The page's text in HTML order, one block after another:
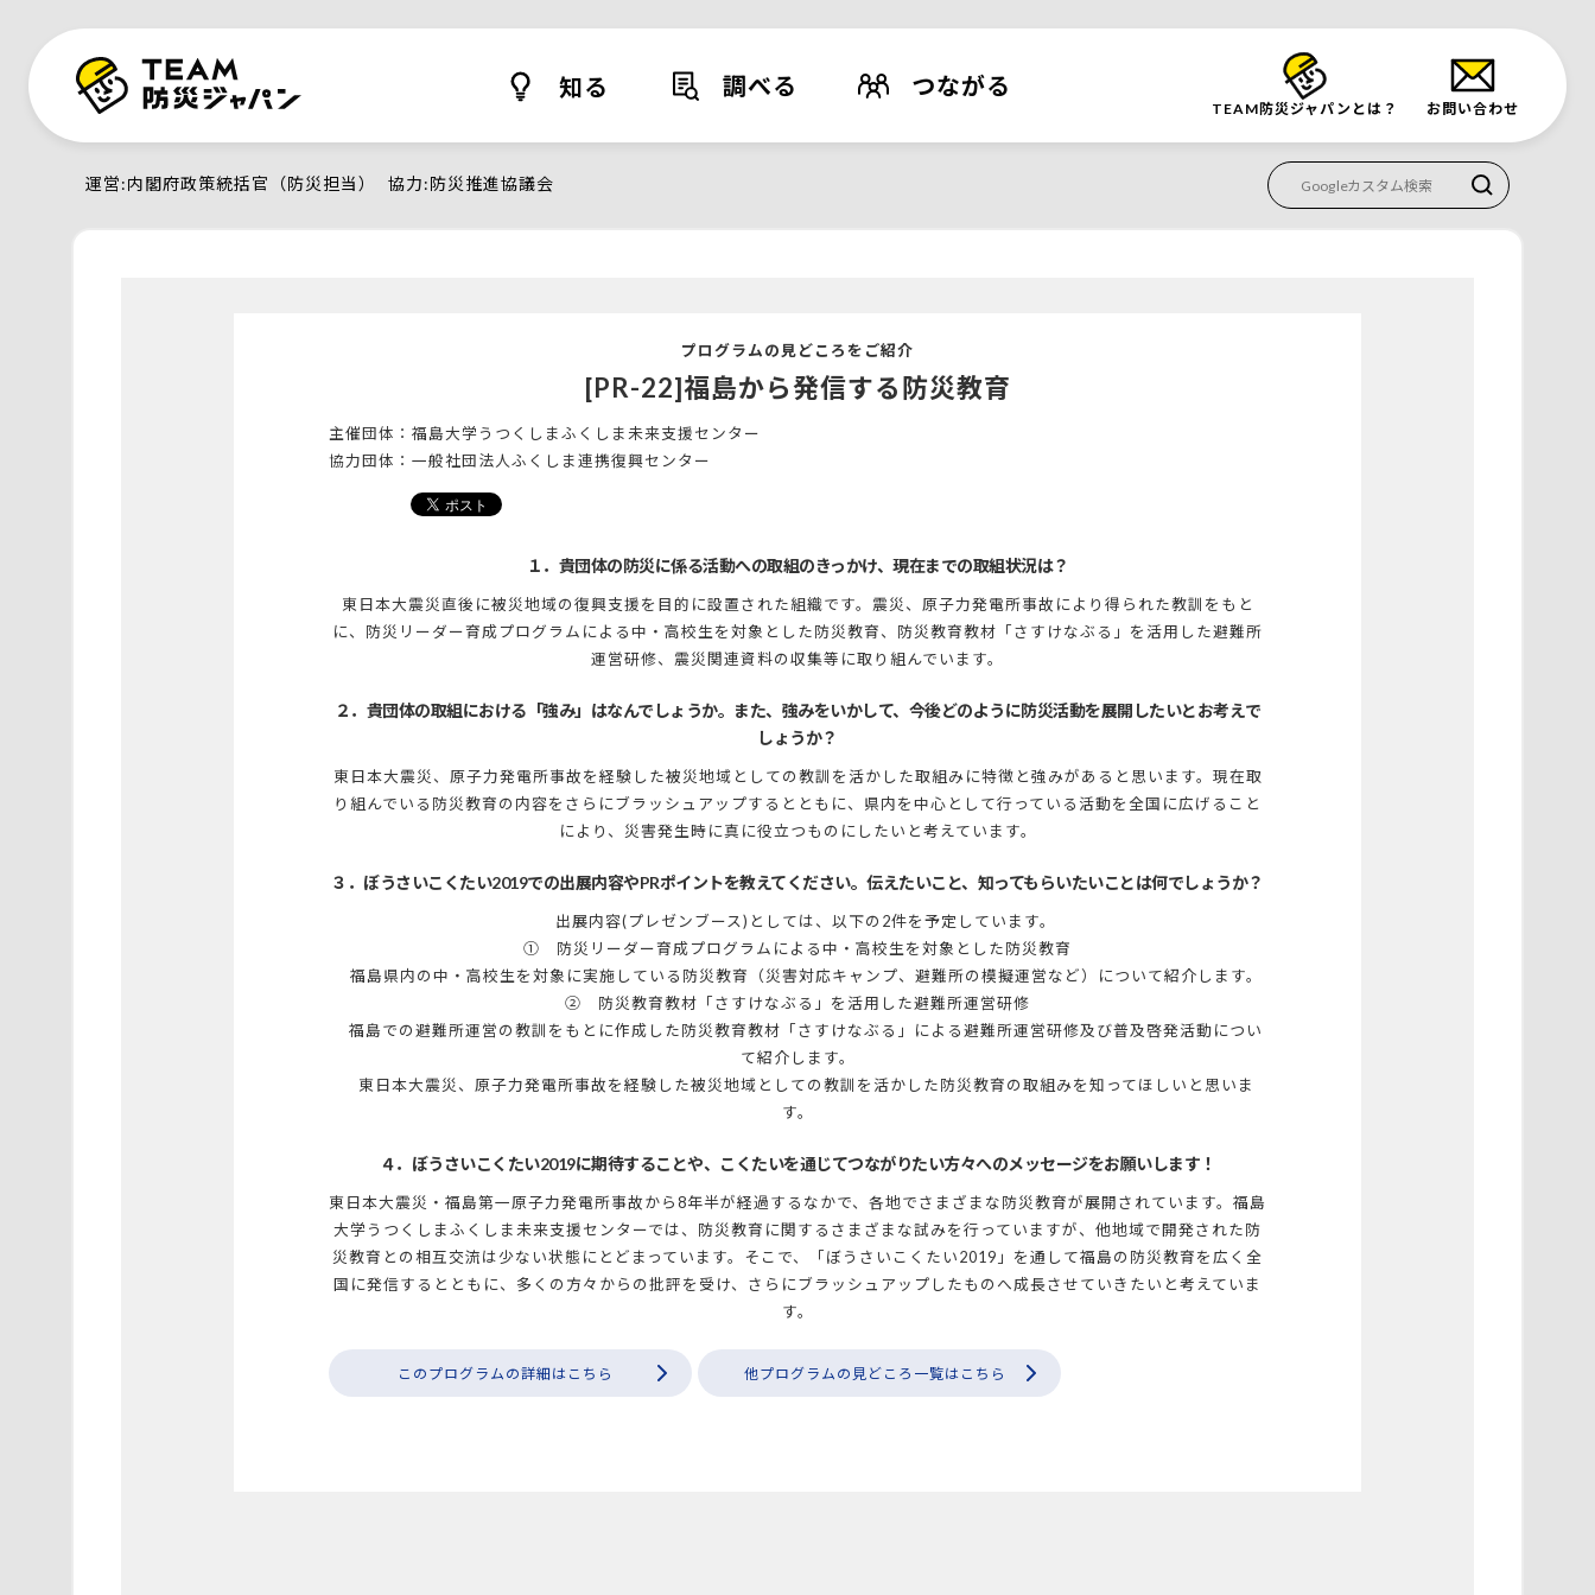
知る 調べる つながる
TEAM防災ジャパンとは？ お問い合わせ
運営 内閣府政策統括官（防災担当） 協力 防災推進協議会
プログラムの見どころをご紹介
[PR-22]福島から発信する防災教育
主催団体： 福島大学うつくしまふくしま未来支援センター
協力団体： 一般社団法人ふくしま連携復興センター
１．貴団体の防災に係る活動への取組のきっかけ、現在までの取組状況は？
東日本大震災直後に被災地域の復興支援を目的に設置された組織です。震災、原子力発電所事故により得られた教訓をもと
に、防災リーダー育成プログラムによる中・高校生を対象とした防災教育、防災教育教材「さすけなぶる」を活用した避難所
運営研修、震災関連資料の収集等に取り組んでいます。
２．貴団体の取組における「強み」はなんでしょうか。また、強みをいかして、今後どのように防災活動を展開したいとお考えで
しょうか？
東日本大震災、原子力発電所事故を経験した被災地域としての教訓を活かした取組みに特徴と強みがあると思います。現在取
り組んでいる防災教育の内容をさらにブラッシュアップするとともに、県内を中心として行っている活動を全国に広げること
により、災害発生時に真に役立つものにしたいと考えています。
３．ぼうさいこくたい2019での出展内容やPRポイントを教えてください。伝えたいこと、知ってもらいたいことは何でしょうか？
出展内容(プレゼンブース)としては、以下の2件を予定しています。
① 防災リーダー育成プログラムによる中・高校生を対象とした防災教育
福島県内の中・高校生を対象に実施している防災教育（災害対応キャンプ、避難所の模擬運営など）について紹介します。
② 防災教育教材「さすけなぶる」を活用した避難所運営研修
福島での避難所運営の教訓をもとに作成した防災教育教材「さすけなぶる」による避難所運営研修及び普及啓発活動につい
て紹介します。
東日本大震災、原子力発電所事故を経験した被災地域としての教訓を活かした防災教育の取組みを知ってほしいと思いま
す。
４．ぼうさいこくたい2019に期待することや、こくたいを通じてつながりたい方々へのメッセージをお願いします！
東日本大震災・福島第一原子力発電所事故から8年半が経過するなかで、各地でさまざまな防災教育が展開されています。福島
大学うつくしまふくしま未来支援センターでは、防災教育に関するさまざまな試みを行っていますが、他地域で開発された防
災教育との相互交流は少ない状態にとどまっています。そこで、「ぼうさいこくたい2019」を通して福島の防災教育を広く全
国に発信するとともに、多くの方々からの批評を受け、さらにブラッシュアップしたものへ成長させていきたいと考えていま
す。
このプログラムの詳細はこちら 他プログラムの見どころ一覧はこちら